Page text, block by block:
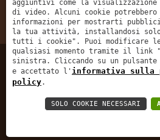
Informativa sulla
CAMPERBADIA S.A.S. DI
RENATO & C.
aggiuntivi come la visualizzazione
di video. Alcuni cookie
informazioni per mostrarti
la tua attività, installandosi solo
tutti i cookie". Puoi modificare
qualsiasi momento tramite il link
sinistra. Cliccando su un
e accettato l' informativa sulla
policy.
SOLO COOKIE NECESSARI